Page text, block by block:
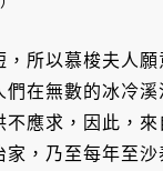
所以慕梭夫人願
們在無數的冰冷溪
不應求，因此，
家，乃至每年至